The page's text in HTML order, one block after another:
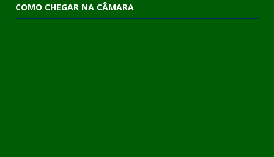
COMO CHEGAR NA CÂMARA